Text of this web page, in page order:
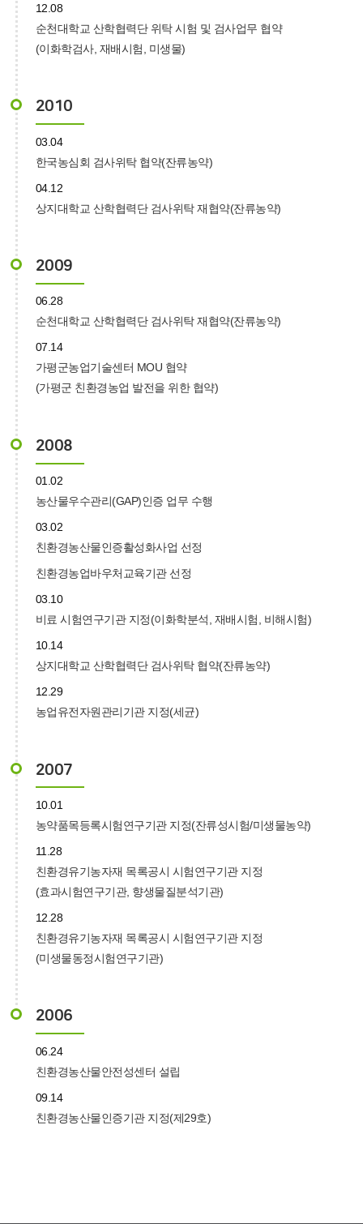
12.08
순천대학교 산학협력단 위탁 시험 및 검사업무 협약
(이화학검사, 재배시험, 미생물)
2010
03.04
한국농심회 검사위탁 협약(잔류농약)
04.12
상지대학교 산학협력단 검사위탁 재협약(잔류농약)
2009
06.28
순천대학교 산학협력단 검사위탁 재협약(잔류농약)
07.14
가평군농업기술센터 MOU 협약
(가평군 친환경농업 발전을 위한 협약)
2008
01.02
농산물우수관리(GAP)인증 업무 수행
03.02
친환경농산물인증활성화사업 선정
친환경농업바우처교육기관 선정
03.10
비료 시험연구기관 지정(이화학분석, 재배시험, 비해시험)
10.14
상지대학교 산학협력단 검사위탁 협약(잔류농약)
12.29
농업유전자원관리기관 지정(세균)
2007
10.01
농약품목등록시험연구기관 지정(잔류성시험/미생물농약)
11.28
친환경유기농자재 목록공시 시험연구기관 지정
(효과시험연구기관, 향생물질분석기관)
12.28
친환경유기농자재 목록공시 시험연구기관 지정
(미생물동정시험연구기관)
2006
06.24
친환경농산물안전성센터 설립
09.14
친환경농산물인증기관 지정(제29호)